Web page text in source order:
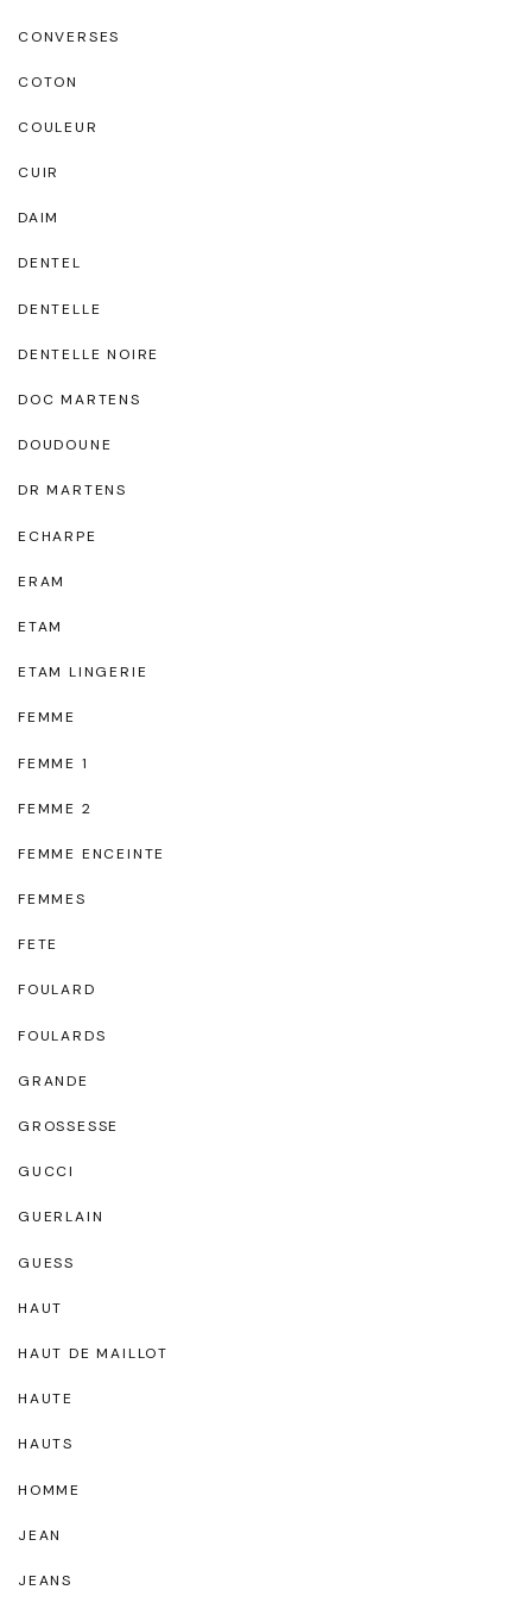
CONVERSES
COTON
COULEUR
CUIR
DAIM
DENTEL
DENTELLE
DENTELLE NOIRE
DOC MARTENS
DOUDOUNE
DR MARTENS
ECHARPE
ERAM
ETAM
ETAM LINGERIE
FEMME
FEMME 1
FEMME 2
FEMME ENCEINTE
FEMMES
FETE
FOULARD
FOULARDS
GRANDE
GROSSESSE
GUCCI
GUERLAIN
GUESS
HAUT
HAUT DE MAILLOT
HAUTE
HAUTS
HOMME
JEAN
JEANS